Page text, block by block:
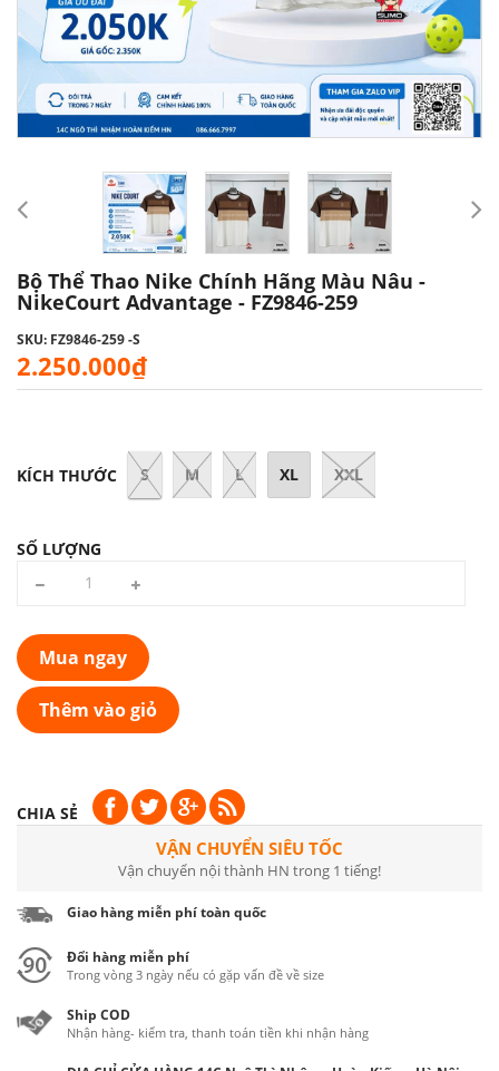
Bộ Thể Thao Nike Chính Hãng Màu Nâu -
NikeCourt Advantage - FZ9846-259
SKU: FZ9846-259 -S
2.250.000₫
KÍCH THƯỚC S M L XL XXL
SỐ LƯỢNG
Mua ngay
Thêm vào giỏ
CHIA SẺ
VẬN CHUYỂN SIÊU TỐC
Vận chuyển nội thành HN trong 1 tiếng!
Giao hàng miễn phí toàn quốc
Đổi hàng miễn phí
Trong vòng 3 ngày nếu có gặp vấn đề về size
Ship COD
Nhận hàng- kiểm tra, thanh toán tiền khi nhận hàng